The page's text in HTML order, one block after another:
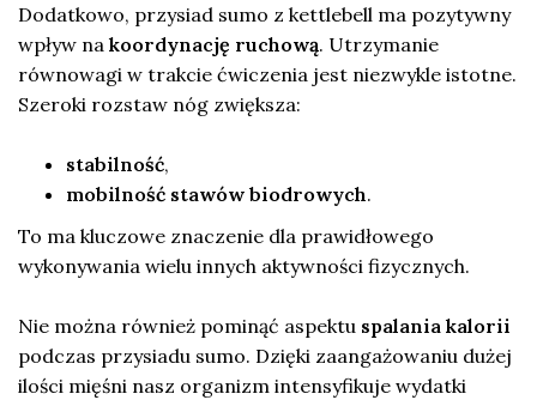
Dodatkowo, przysiad sumo z kettlebell ma pozytywny
wpływ na koordynację ruchową. Utrzymanie
równowagi w trakcie ćwiczenia jest niezwykle istotne.
Szeroki rozstaw nóg zwiększa:
stabilność,
mobilność stawów biodrowych.
To ma kluczowe znaczenie dla prawidłowego
wykonywania wielu innych aktywności fizycznych.
Nie można również pominąć aspektu spalania kalorii
podczas przysiadu sumo. Dzięki zaangażowaniu dużej
ilości mięśni nasz organizm intensyfikuje wydatki